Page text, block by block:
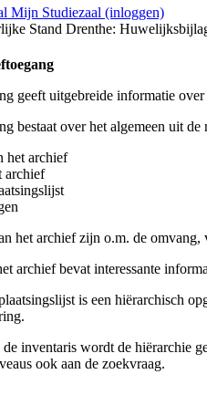
Mijn Studiezaal (inloggen)
Stand Drenthe:
geeft uitgebreide informatie
bestaat over het algemeen uit de
het archief
archief
het archief zijn o.m. de omvang,
archief bevat interessante
is een hiërarchisch
inventaris wordt de hiërarchie
ook aan de zoekvraag.